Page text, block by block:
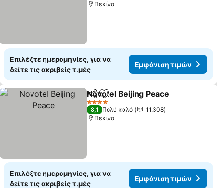
Πεκίνο
Επιλέξτε ημερομηνίες, για να
δείτε τις ακριβείς τιμές
Εμφάνιση τιμών
Κοινοποίηση
Προσθήκη στα αγαπημένα
Novotel Beijing Peace
4 Αστέρια
8,1 Πολύ καλό
11.308
Πεκίνο
Επιλέξτε ημερομηνίες, για να
δείτε τις ακριβείς τιμές
Εμφάνιση τιμών